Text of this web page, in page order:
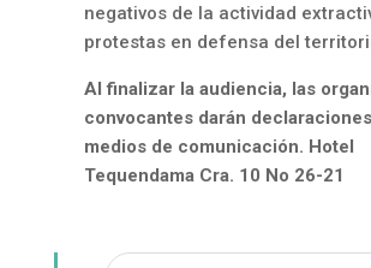
negativos de la actividad
protestas en defensa del
Al finalizar la audiencia, las
convocantes darán
medios de comunicación. Hotel
Tequendama Cra. 10 No 26-21